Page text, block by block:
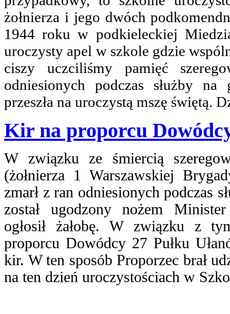
żołnierza i jego dwóch
1944 roku w podkieleckiej
uroczysty apel w szkole gdzie
ciszy uczciliśmy pamięć
odniesionych podczas służby na
przeszła na uroczystą mszę świętą.
Kir na proporcu
W związku ze śmiercią
(żołnierza 1 Warszawskiej
zmarł z ran odniesionych podczas
został ugodzony nożem
ogłosił żałobę. W związku z
proporcu Dowódcy 27 Pułku
kir. W ten sposób Proporzec brał
na ten dzień uroczystościach w